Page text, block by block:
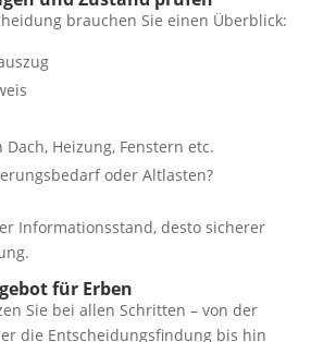
brauchen Sie einen Überblick:
Dach, Heizung, Fenstern etc.
oder Altlasten?
Informationsstand, desto sicherer
für Erben
Sie bei allen Schritten – von der
die Entscheidungsfindung bis hin